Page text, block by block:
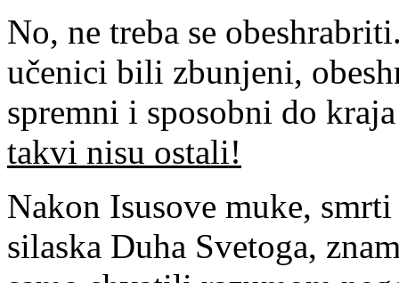
No, ne treba se
učenici bili zbunjeni,
spremni i sposobni do
takvi nisu ostali!
Nakon Isusove muke,
silaska Duha Svetoga,